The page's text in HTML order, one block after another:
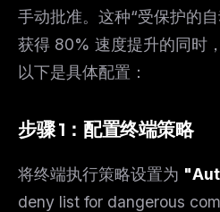
手动批准。这种“受保护的
获得 80% 速度提升的同时
以下是具体配置：
步骤 1：配置终端策略
将终端执行策略设置为
deny list for dangerous